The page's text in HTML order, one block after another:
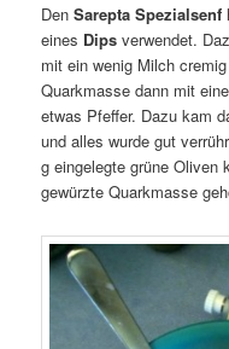
DenSarepta Spezialsenf
eines Dips verwendet.
mit ein wenig Milch
Quarkmasse dann mit
etwas Pfeffer. Dazu kam
und alles wurde gut
g eingelegte grüne Oliven
gewürzte Quarkmasse